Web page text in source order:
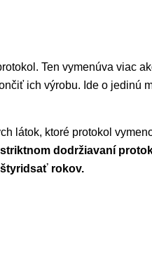
Ten vymenúva viac
ich výrobu. Ide o jedinú
látok, ktoré protokol
dodržiavaní
rokov.